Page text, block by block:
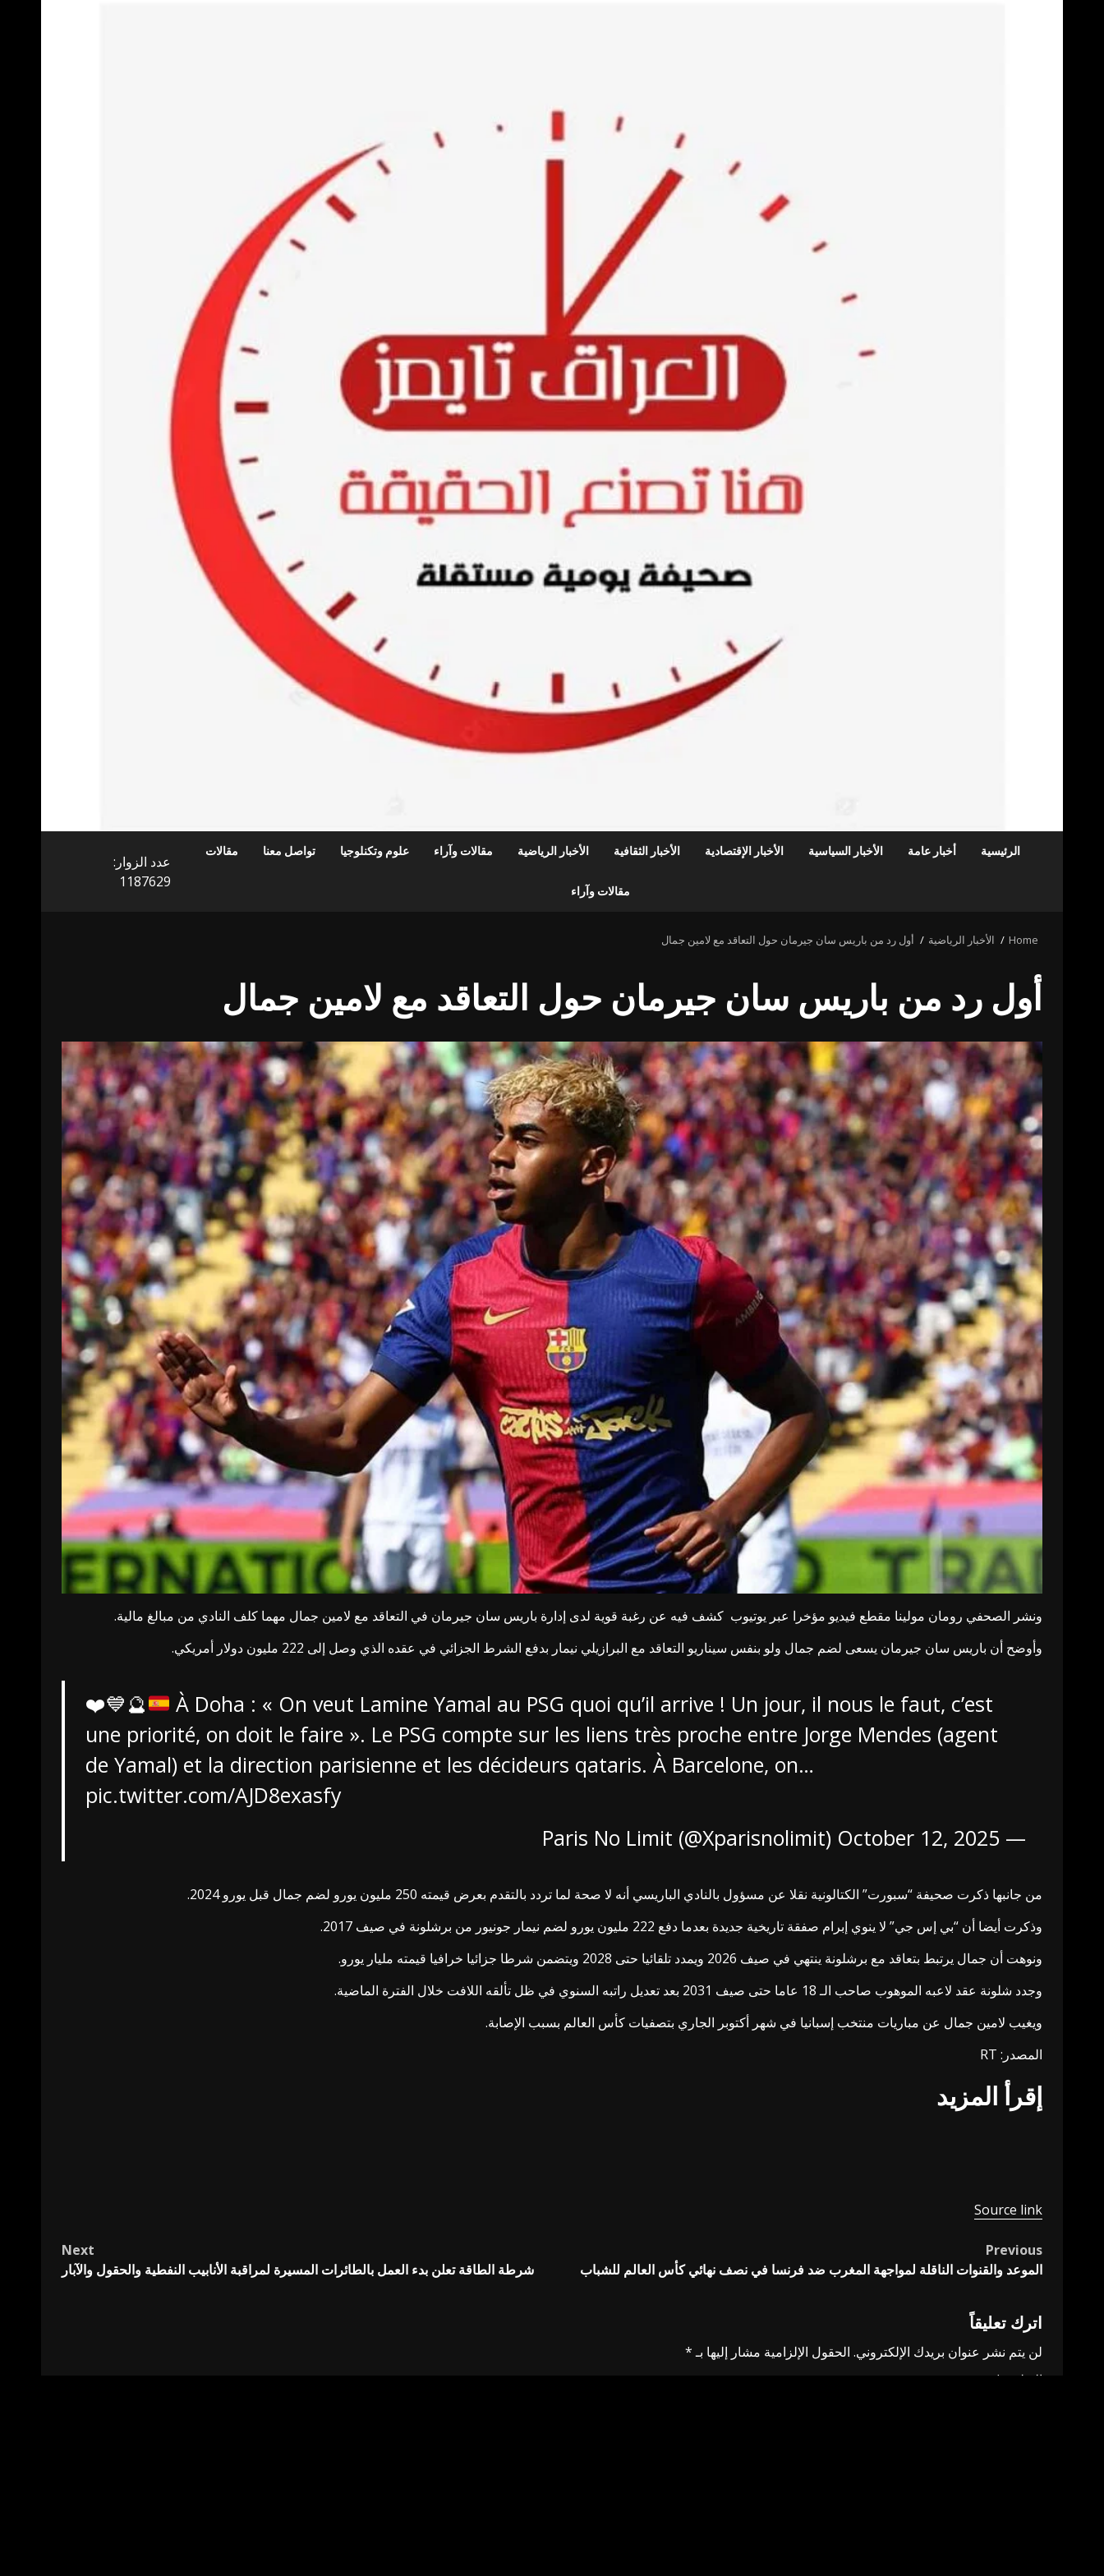
الرئيسية أخبار عامة الأخبار السياسية الأخبار الإقتصادية الأخبار الثقافية الأخبار الرياضية مقالات وآراء علوم وتكنلوجيا تواصل معنا مقالات
مقالات وآراء
عدد الزوار:
1187629
Home الأخبار الرياضية أول رد من باريس سان جيرمان حول التعاقد مع لامين جمال
أول رد من باريس سان جيرمان حول التعاقد مع لامين جمال
ونشر الصحفي رومان مولينا مقطع فيديو مؤخرا عبر يوتيوب كشف فيه عن رغبة قوية لدى إدارة باريس سان جيرمان في التعاقد مع لامين جمال مهما كلف النادي من مبالغ مالية.
وأوضح أن باريس سان جيرمان يسعى لضم جمال ولو بنفس سيناريو التعاقد مع البرازيلي نيمار بدفع الشرط الجزائي في عقده الذي وصل إلى 222 مليون دولار أمريكي.
❤️💙🔮
À Doha : « On veut Lamine Yamal au PSG quoi qu’il arrive ! Un jour, il nous le faut, c’est
une priorité, on doit le faire ». Le PSG compte sur les liens très proche entre Jorge Mendes (agent
de Yamal) et la direction parisienne et les décideurs qataris. À Barcelone, on…
pic.twitter.com/AJD8exasfy
— Paris No Limit (@Xparisnolimit)
October 12, 2025
من جانبها ذكرت صحيفة “سبورت” الكتالونية نقلا عن مسؤول بالنادي الباريسي أنه لا صحة لما تردد بالتقدم بعرض قيمته 250 مليون يورو لضم جمال قبل يورو 2024.
وذكرت أيضا أن “بي إس جي” لا ينوي إبرام صفقة تاريخية جديدة بعدما دفع 222 مليون يورو لضم نيمار جونيور من برشلونة في صيف 2017.
ونوهت أن جمال يرتبط بتعاقد مع برشلونة ينتهي في صيف 2026 ويمدد تلقائيا حتى 2028 ويتضمن شرطا جزائيا خرافيا قيمته مليار يورو.
وجدد شلونة عقد لاعبه الموهوب صاحب الـ 18 عاما حتى صيف 2031 بعد تعديل راتبه السنوي في ظل تألقه اللافت خلال الفترة الماضية.
ويغيب لامين جمال عن مباريات منتخب إسبانيا في شهر أكتوبر الجاري بتصفيات كأس العالم بسبب الإصابة.
المصدر: RT
إقرأ المزيد
Source link
Post
navigation
Previous
الموعد والقنوات الناقلة لمواجهة المغرب ضد فرنسا في نصف نهائي كأس العالم للشباب
Next
شرطة الطاقة تعلن بدء العمل بالطائرات المسيرة لمراقبة الأنابيب النفطية والحقول والآبار
اترك تعليقاً
لن يتم نشر عنوان بريدك الإلكتروني. الحقول الإلزامية مشار إليها بـ*
التعليق
*